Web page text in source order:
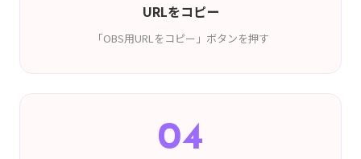
URLをコピー
「OBS用URLをコピー」ボタンを押す
04